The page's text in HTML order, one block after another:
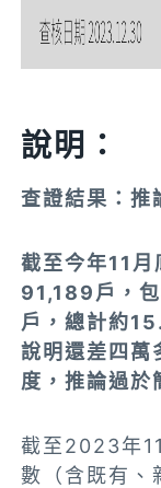
說明：
查證結果：推
截至今年11月
91,189戶，
戶，總計約
說明還差四萬
度，推論過於
截至2023年
數（含既有、